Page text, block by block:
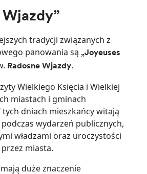
Wjazdy”
tradycji związanych z
panowania są „Joyeuses
Radosne Wjazdy.
Wielkiego Księcia i Wielkiej
miastach i gminach
dniach mieszkańcy witają
wydarzeń publicznych,
władzami oraz uroczystości
miasta.
duże znaczenie